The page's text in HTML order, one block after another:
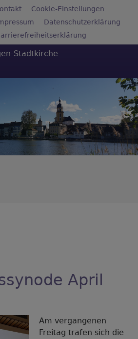
Cookie-Einstellungen
Datenschutzerklärung
Stadtkirche
April
Am vergangenen
Freitag trafen sich die